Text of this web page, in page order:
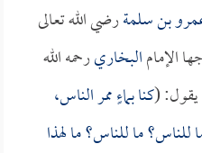
بن سلمةرضي الله تعالى
الإمامالبخاريرحمه الله
يقول: (كنا بماءٍ ممر الناس،
للناس؟ ما للناس؟ ما لهذا